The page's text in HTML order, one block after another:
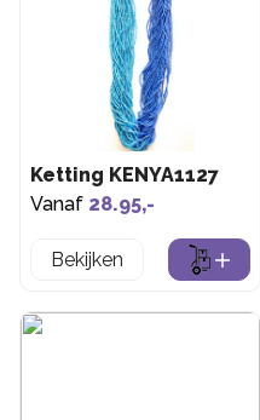
Ketting KENYA1127
Vanaf 28.95,-
Bekijken